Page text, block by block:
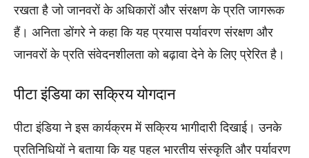
रखता है जो जानवरों के अधिकारों और संरक्षण के प्रति जागरूक
हैं। अनिता डोंगरे ने कहा कि यह प्रयास पर्यावरण संरक्षण और
जानवरों के प्रति संवेदनशीलता को बढ़ावा देने के लिए प्रेरित है।
पीटा इंडिया का सक्रिय योगदान
पीटा इंडिया ने इस कार्यक्रम में सक्रिय भागीदारी दिखाई। उनके
प्रतिनिधियों ने बताया कि यह पहल भारतीय संस्कृति और पर्यावरण